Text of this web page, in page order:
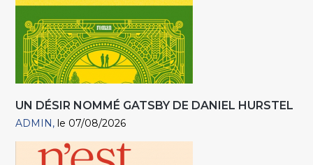
UN DÉSIR NOMMÉ GATSBY DE DANIEL HURSTEL
ADMIN le 07/08/2026